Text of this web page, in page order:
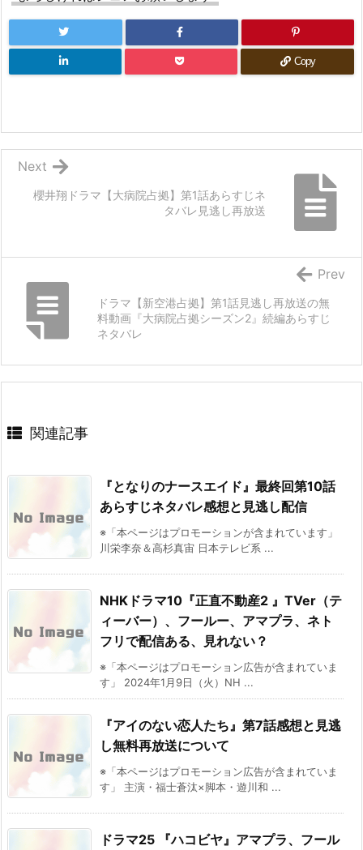
Copy
櫻井翔ドラマ【大病院占拠】第1話あらすじネ
タバレ見逃し再放送
Next
ドラマ【新空港占拠】第1話見逃し再放送の無
料動画『大病院占拠シーズン2』続編あらすじ
ネタバレ
Prev
関連記事
『となりのナースエイド』最終回第10話
あらすじネタバレ感想と見逃し配信
※「本ページはプロモーションが含まれています」
川栄李奈＆高杉真宙 日本テレビ系 ...
NHKドラマ10『正直不動産2 』TVer（テ
ィーバー）、フールー、アマプラ、ネト
フリで配信ある、見れない？
※「本ページはプロモーション広告が含まれていま
す」 2024年1月9日（火）NH ...
『アイのない恋人たち』第7話感想と見逃
し無料再放送について
※「本ページはプロモーション広告が含まれていま
す」 主演・福士蒼汰×脚本・遊川和 ...
ドラマ25 『ハコビヤ』アマプラ、フール